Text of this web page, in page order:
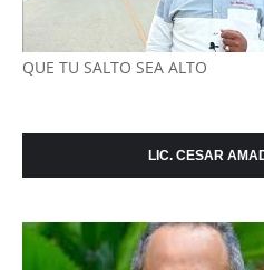
QUE TU SALTO SEA ALTO
LIC. CESAR